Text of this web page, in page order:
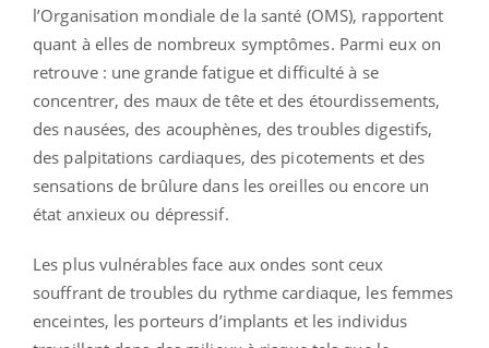
l’Organisation mondiale de la santé (OMS), rapportent
quant à elles de nombreux symptômes. Parmi eux on
retrouve : une grande fatigue et difficulté à se
concentrer, des maux de tête et des étourdissements,
des nausées, des acouphènes, des troubles digestifs,
des palpitations cardiaques, des picotements et des
sensations de brûlure dans les oreilles ou encore un
état anxieux ou dépressif.
Les plus vulnérables face aux ondes sont ceux
souffrant de troubles du rythme cardiaque, les femmes
enceintes, les porteurs d’implants et les individus